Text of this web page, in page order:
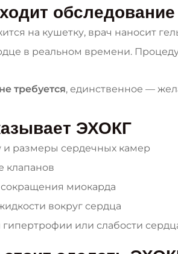
обследование
на кушетку, врач наносит
в реальном времени.
требуется, единственное —
ЭХОКГ
и размеры сердечных камер
клапанов
миокарда
вокруг сердца
гипертрофии или слабости